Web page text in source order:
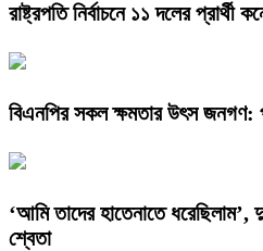
রাষ্ট্রপতি নির্বাচনে ১১ দলের প্রার্থী
বিএনপির সকল ক্ষমতার উৎস জনগণ:
‘আমি তাদের হাতেনাতে ধরেছিলাম’,
শ্বেতা